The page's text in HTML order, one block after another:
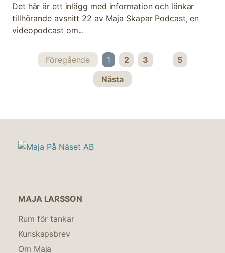
Det här är ett inlägg med information och länkar
tillhörande avsnitt 22 av Maja Skapar Podcast, en
videopodcast om...
Föregående 1 2 3
5
Nästa
MAJA LARSSON
Rum för tankar
Kunskapsbrev
Om Maja